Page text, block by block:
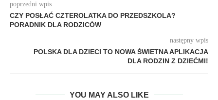
poprzedni wpis
CZY POSŁAĆ CZTEROLATKA DO PRZEDSZKOLA?
PORADNIK DLA RODZICÓW
następny wpis
POLSKA DLA DZIECI TO NOWA ŚWIETNA APLIKACJA
DLA RODZIN Z DZIEĆMI!
YOU MAY ALSO LIKE